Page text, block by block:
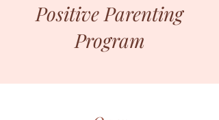
Positive Parenting
Program